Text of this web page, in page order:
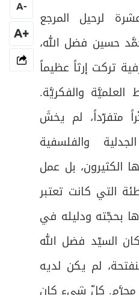
لرحيل المرجع
حسين فضل الله،
تركت إرثاً عظيماً
العلميَّة والفكريَّة.
متفرّداً، لم يخشَ
والفلسفية
الكثيرون، بل عمل
التي كانت تعتبر
بحجّته ودليله في
السيّد فضل الله
لم يكن لديه
محرَّم. كلّ شيء كان
-
A
+A